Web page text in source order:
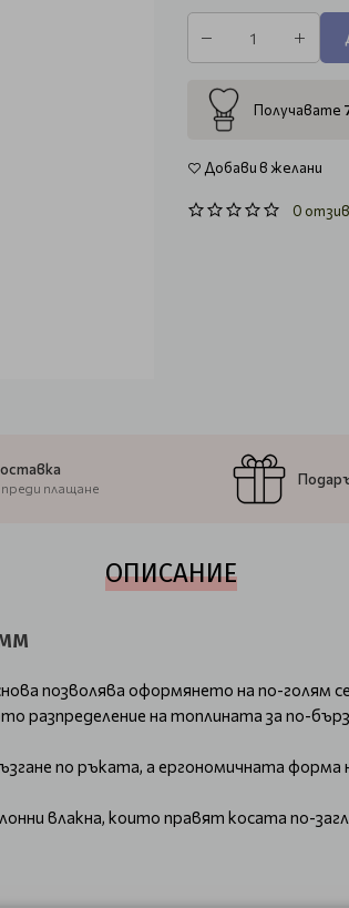
Получавате
Добави в желани
0
плащане
ОПИСАНИЕ
позволява оформянето на по-голям
разпределение на топлината за по-
по ръката, а ергономичната
влакна, които правят косата по-